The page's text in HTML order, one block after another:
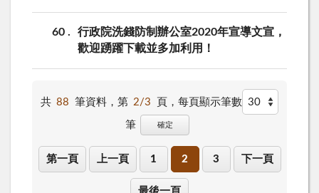
60
行政院洗錢防制辦公室2020年宣導文宣，
歡迎踴躍下載並多加利用！
共 88 筆資料，第 2/3 頁， 每頁顯示筆數
筆 確定
第一頁 上一頁 1 2 3 下一頁